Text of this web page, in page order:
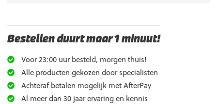
Bestellen duurt maar 1 minuut!
Voor 23:00 uur besteld, morgen thuis!
Alle producten gekozen door specialisten
Achteraf betalen mogelijk met AfterPay
Al meer dan 30 jaar ervaring en kennis